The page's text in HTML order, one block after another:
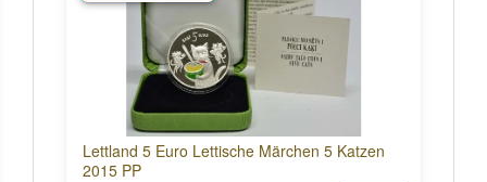
Lettland 5 Euro Lettische Märchen 5 Katzen
2015 PP